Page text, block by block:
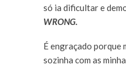
só ia dificultar e
WRONG.
É engraçado porque
sozinha com as